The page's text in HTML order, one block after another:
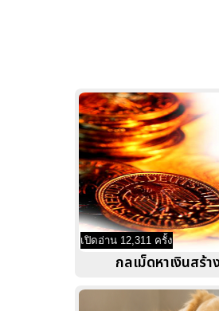
เปิดอ่าน 12,311 ครั้ง
กลเม็ดหาเงินสร้